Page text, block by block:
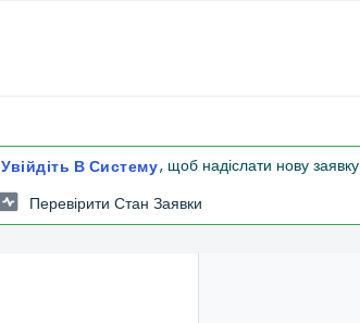
Увійдіть В Систему, щоб надіслати нову заявку
Перевірити Стан Заявки